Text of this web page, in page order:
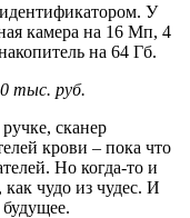
У
камера на 16 Мп, 4
на 64 Гб.
тыс. руб.
сканер
крови – пока что
Но когда-то и
чудо из чудес. И